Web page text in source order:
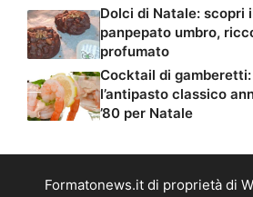
Dolci di Natale: scopri
panpepato umbro,
profumato
Cocktail di gamberetti:
l’antipasto classico
’80 per Natale
Formatonews.it di proprietà di